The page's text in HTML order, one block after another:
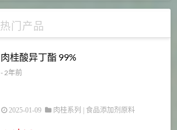
热门产品
肉桂酸异丁酯 99%
- 2年前
2025-01-09 肉桂系列 食品添加剂原料